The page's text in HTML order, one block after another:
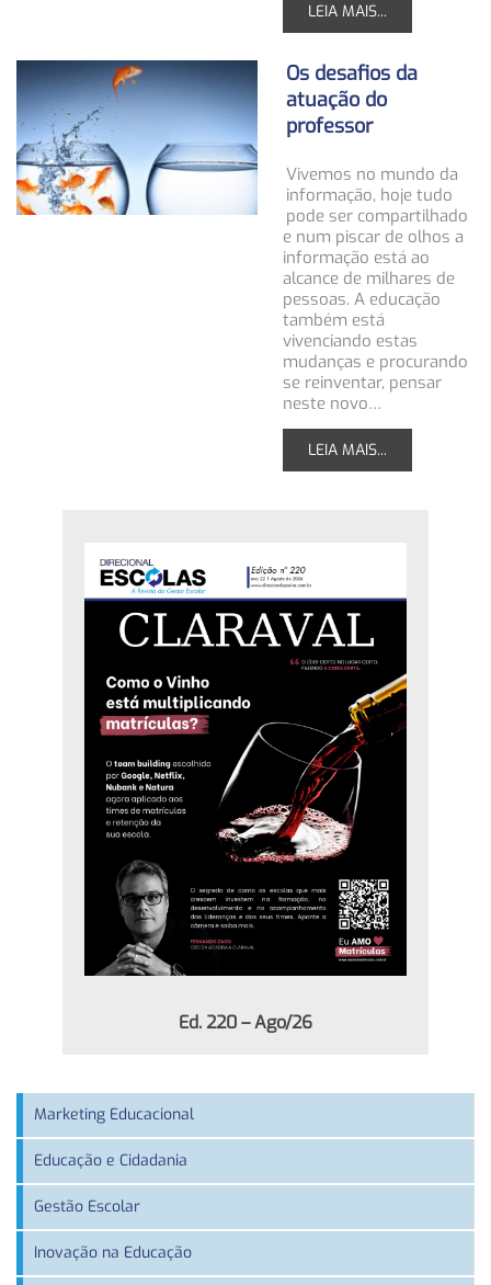
LEIA MAIS...
Os desafios da
atuação do
professor
Vivemos no mundo da
informação, hoje tudo
pode ser compartilhado
e num piscar de olhos a
informação está ao
alcance de milhares de
pessoas. A educação
também está
vivenciando estas
mudanças e procurando
se reinventar, pensar
neste novo…
LEIA MAIS...
Ed. 220 – Ago/26
Marketing Educacional
Educação e Cidadania
Gestão Escolar
Inovação na Educação